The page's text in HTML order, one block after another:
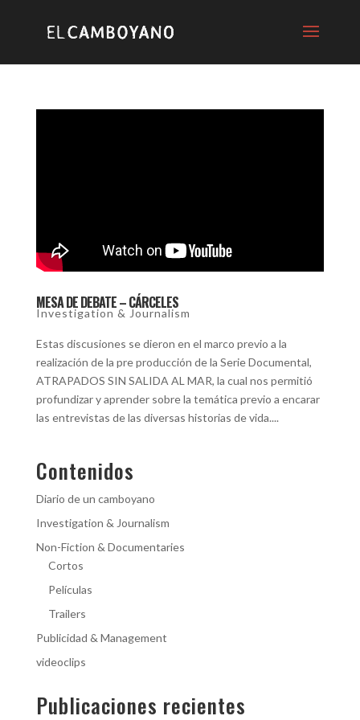
MESA DE DEBATE – CÁRCELES
Investigation & Journalism
Estas discusiones se dieron en el marco previo a la
realización de la pre producción de la Serie Documental,
ATRAPADOS SIN SALIDA AL MAR, la cual nos permitió
profundizar y aprender sobre la temática previo a encarar
las entrevistas de las diversas historias de vida....
Contenidos
Diario de un camboyano
Investigation & Journalism
Non-Fiction & Documentaries
Cortos
Películas
Trailers
Publicidad & Management
videoclips
Publicaciones recientes